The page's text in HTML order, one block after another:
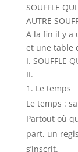
SOUFFLE
AUTRE
A la fin il y a
et une table
I. SOUFFLE
II.
Le temps
Le temps :
Partout où
part, un
s’inscrit.